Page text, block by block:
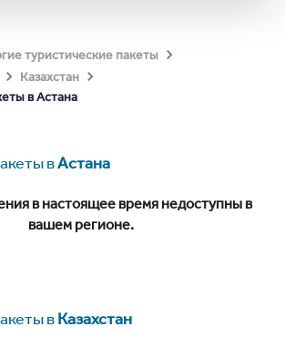
туристические пакеты
Казахстан
в Астана
вАстана
в настоящее время недоступны в
вашем регионе.
вКазахстан